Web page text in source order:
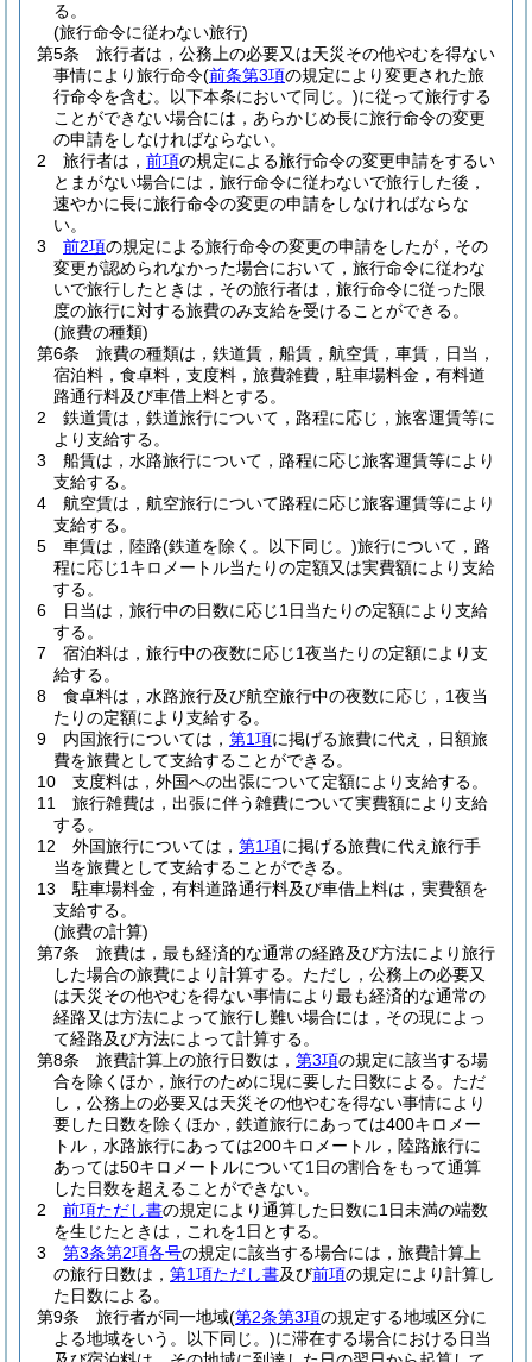
る。
(旅行命令に従わない旅行)
第5条
旅行者は，公務上の必要又は天災その他やむを得ない
事情により旅行命令(前条第3項の規定により変更された旅
行命令を含む。以下本条において同じ。)に従って旅行する
ことができない場合には，あらかじめ長に旅行命令の変更
の申請をしなければならない。
2
旅行者は， 前項の規定による旅行命令の変更申請をするい
とまがない場合には，旅行命令に従わないで旅行した後，
速やかに長に旅行命令の変更の申請をしなければならな
い。
3
前2項の規定による旅行命令の変更の申請をしたが，その
変更が認められなかった場合において，旅行命令に従わな
いで旅行したときは，その旅行者は，旅行命令に従った限
度の旅行に対する旅費のみ支給を受けることができる。
(旅費の種類)
第6条
旅費の種類は，鉄道賃，船賃，航空賃，車賃，日当，
宿泊料，食卓料，支度料，旅費雑費，駐車場料金，有料道
路通行料及び車借上料とする。
2
鉄道賃は，鉄道旅行について，路程に応じ，旅客運賃等に
より支給する。
3
船賃は，水路旅行について，路程に応じ旅客運賃等により
支給する。
4
航空賃は，航空旅行について路程に応じ旅客運賃等により
支給する。
5
車賃は，陸路(鉄道を除く。以下同じ。)旅行について，路
程に応じ1キロメートル当たりの定額又は実費額により支給
する。
6
日当は，旅行中の日数に応じ1日当たりの定額により支給
する。
7
宿泊料は，旅行中の夜数に応じ1夜当たりの定額により支
給する。
8
食卓料は，水路旅行及び航空旅行中の夜数に応じ，1夜当
たりの定額により支給する。
9
内国旅行については， 第1項に掲げる旅費に代え，日額旅
費を旅費として支給することができる。
10
支度料は，外国への出張について定額により支給する。
11
旅行雑費は，出張に伴う雑費について実費額により支給
する。
12
外国旅行については， 第1項に掲げる旅費に代え旅行手
当を旅費として支給することができる。
13
駐車場料金，有料道路通行料及び車借上料は，実費額を
支給する。
(旅費の計算)
第7条
旅費は，最も経済的な通常の経路及び方法により旅行
した場合の旅費により計算する。 ただし，公務上の必要又
は天災その他やむを得ない事情により最も経済的な通常の
経路又は方法によって旅行し難い場合には，その現によっ
て経路及び方法によって計算する。
第8条
旅費計算上の旅行日数は， 第3項の規定に該当する場
合を除くほか，旅行のために現に要した日数による。 ただ
し，公務上の必要又は天災その他やむを得ない事情により
要した日数を除くほか，鉄道旅行にあっては400キロメー
トル，水路旅行にあっては200キロメートル，陸路旅行に
あっては50キロメートルについて1日の割合をもって通算
した日数を超えることができない。
2
前項ただし書の規定により通算した日数に1日未満の端数
を生じたときは，これを1日とする。
3
第3条第2項各号の規定に該当する場合には，旅費計算上
の旅行日数は， 第1項ただし書及び前項の規定により計算し
た日数による。
第9条
旅行者が同一地域(第2条第3項の規定する地域区分に
よる地域をいう。以下同じ。)に滞在する場合における日当